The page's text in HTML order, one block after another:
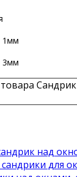
1мм
3мм
Сандрик